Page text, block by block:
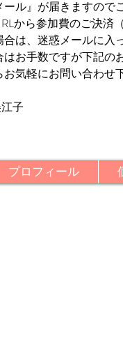
ル』が届きますので
から参加費のご決済
は、迷惑メールに入
お手数ですが下記
気軽にお問い合わせ
子
プロフィール